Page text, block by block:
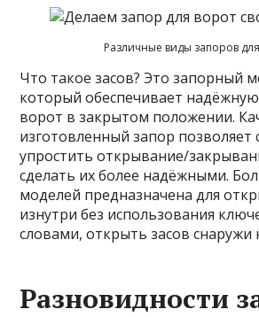
Различные виды запоров
Что такое засов? Это запорный
который обеспечивает
ворот в закрытом положении.
изготовленный запор позволяет
упростить открывание/
сделать их более надёжными.
моделей предназначена для
изнутри без использования
словами, открыть засов снаружи
Разновидности